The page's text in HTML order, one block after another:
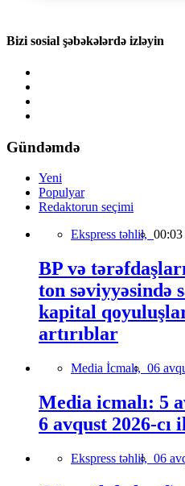
Bizi sosial şəbəkələrdə izləyin
Gündəmdə
Yeni
Populyar
Redaktorun seçimi
Ekspress təhlil, 00:03
BP və
ton səviyyəsində
kapital
artırıblar
Media İcmalı, 06
Media icmalı: 5
6 avqust 2026-cı
Ekspress təhlil, 06